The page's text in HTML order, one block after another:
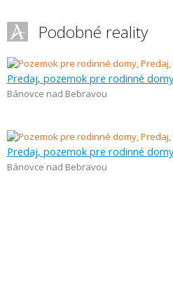
Podobné reality
Predaj, pozemok pre rodinné
Bánovce nad Bebravou
Predaj, pozemok pre rodinné
Bánovce nad Bebravou